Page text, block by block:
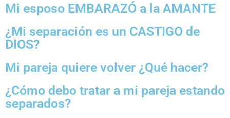
Mi esposo EMBARAZÓ a la AMANTE
¿Mi separación es un CASTIGO de
DIOS?
Mi pareja quiere volver ¿Qué hacer?
¿Cómo debo tratar a mi pareja estando
separados?